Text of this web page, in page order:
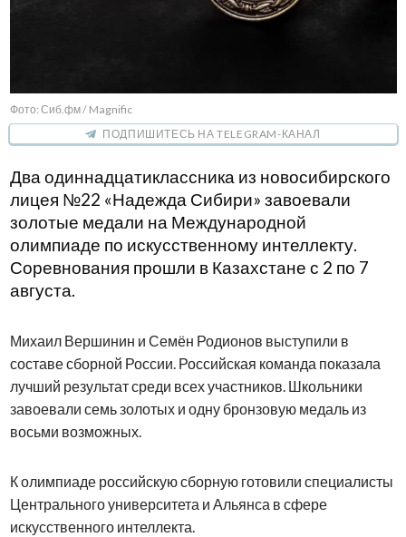
Фото: Сиб.фм / Magnific
ПОДПИШИТЕСЬ НА TELEGRAM-КАНАЛ
Два одиннадцатиклассника из новосибирского
лицея №22 «Надежда Сибири» завоевали
золотые медали на Международной
олимпиаде по искусственному интеллекту.
Соревнования прошли в Казахстане с 2 по 7
августа.
Михаил Вершинин и Семён Родионов выступили в
составе сборной России. Российская команда показала
лучший результат среди всех участников. Школьники
завоевали семь золотых и одну бронзовую медаль из
восьми возможных.
К олимпиаде российскую сборную готовили специалисты
Центрального университета и Альянса в сфере
искусственного интеллекта.